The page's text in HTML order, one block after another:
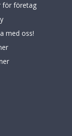
för företag
med oss!